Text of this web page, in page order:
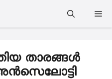
താരങ്ങൾ